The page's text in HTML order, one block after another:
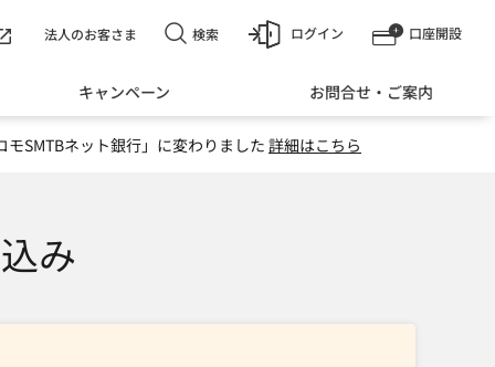
口座開設
ログイン
キャンペーン お問合せ・ご案内
法人のお客さま 検索
モSMTBネット銀行」に変わりました 詳細はこちら
み